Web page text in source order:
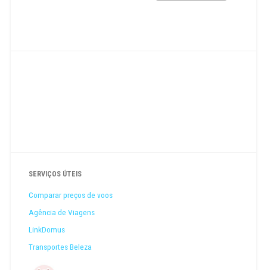
SERVIÇOS ÚTEIS
Comparar preços de voos
Agência de Viagens
LinkDomus
Transportes Beleza